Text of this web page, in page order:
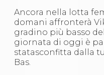
Corsi
Corsi di
Corsi
Corsi
Ancora nella lotta
domani affronterà
gradino più basso
giornata di oggi è
statasconfitta dalla
Bas.